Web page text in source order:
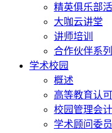
精英俱乐部
大咖云讲堂
讲师培训
合作伙伴系
学术校园
概述
高等教育认
校园管理会
学术顾问委